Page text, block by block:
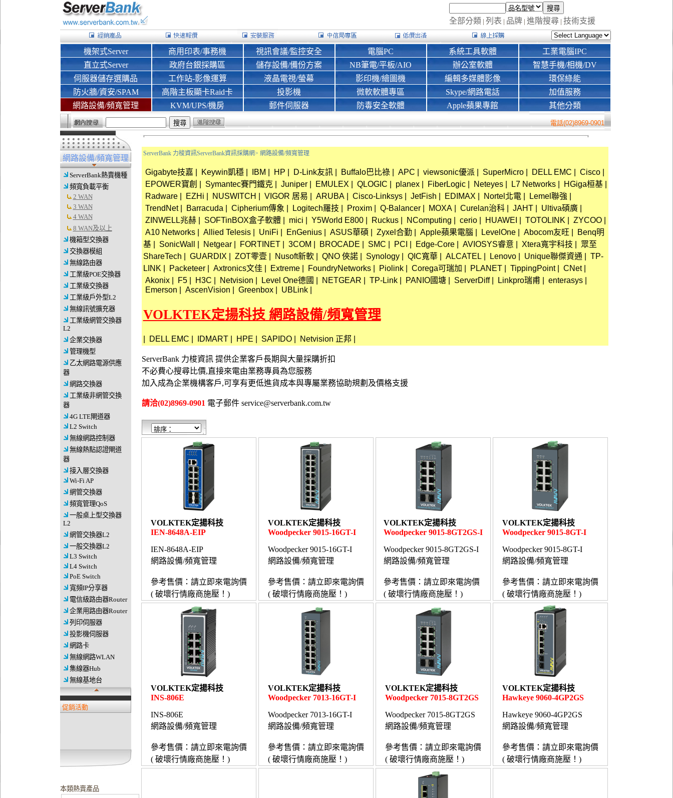
全部分類 | 列表 | 品牌| 進階搜尋| 技術支援
機架式Server
直立式Server
伺服器儲存選購品
防火牆/資安/SPAM
網路設備/頻寬管理
商用印表/事務機
政府台銀採購區
工作站-影像運算
高階主板顯卡Raid卡
KVM/UPS/機房
視訊會議/監控安全
儲存設備/備份方案
液晶電視/螢幕
投影機
郵件伺服器
電腦PC
NB筆電/平板/AIO
影印機/繪圖機
微軟軟體專區
防毒安全軟體
系統工具軟體
辦公室軟體
編輯多媒體影像
Skype/網路電話
Apple蘋果專館
工業電腦IPC
智慧手機/相機/DV
環保綠能
加值服務
其他分類
電話(02)8969-0901
網路設備/頻寬管理
ServerBank熱賣機種
頻寬負載平衡
2 WAN
3 WAN
4 WAN
8 WAN及以上
機箱型交換器
交換器模組
無線路由器
工業級POE交換器
工業級交換器
工業級戶外型L2
無線訊號擴充器
工業級網管交換器
L2
企業交換器
管理機型
乙太網路電源供應
器
網路交換器
工業級非網管交換
器
4G LTE閘道器
L2 Switch
無線網路控制器
無線熱點認證閘道
器
接入層交換器
Wi-Fi AP
網管交換器
頻寬管理QoS
一般桌上型交換器
L2
網管交換器L2
一般交換器L2
L3 Switch
L4 Switch
PoE Switch
寬頻IP分享器
電信級路由器Router
企業用路由器Router
列印伺服器
投影機伺服器
網路卡
無線網路WLAN
集線器Hub
無線基地台
促銷活動
本類熱賣產品
ServerBank 力梭資訊ServerBank資訊採購網> 網路設備/頻寬管理
Gigabyte技嘉 Keywin凱穩 IBM HP D-Link友訊 Buffalo巴比祿 APC viewsonic優派 SuperMicro DELL EMC Cisco
EPOWER寶創
Symantec賽門鐵克 Juniper EMULEX QLOGIC planex FiberLogic Neteyes L7 Networks HGiga桓基
Radware
EZHi NUSWITCH VIGOR 居易 ARUBA Cisco-Linksys JetFish EDIMAX Nortel北電 Lemel聯強
TrendNet
Barracuda Cipherium傳象 Logitech羅技 Proxim Q-Balancer MOXA Curelan治科 JAHT Ultiva碩廣
ZINWELL兆赫
SOFTinBOX盒子軟體 mici Y5World E800 Ruckus NComputing cerio HUAWEI TOTOLINK ZYCOO
A10 Networks
Allied Telesis UniFi EnGenius ASUS華碩 Zyxel合勤 Apple蘋果電腦 LevelOne Abocom友旺
Benq明
基
SonicWall Netgear FORTINET 3COM BROCADE SMC PCI Edge-Core AVIOSYS睿意 Xtera寬宇科技
眾至
ShareTech
GUARDIX ZOT零壹 Nusoft新軟 QNO 俠諾 Synology QIC寬華 ALCATEL Lenovo Unique聯傑資通
TP-
LINK
Packeteer Axtronics文佳 Extreme FoundryNetworks Piolink Corega可瑞加 PLANET TippingPoint CNet
Akonix
F5 H3C Netvision Level One德國 NETGEAR TP-Link PANIO國塘 ServerDiff Linkpro瑞甫 enterasys
Emerson
AscenVision Greenbox UBLink
VOLKTEK定揚科技 網路設備/頻寬管理
DELL EMC IDMART HPE SAPIDO Netvision 正邦
ServerBank 力梭資訊 提供企業客戶長期與大量採購折扣
不必費心搜尋比價,直接來電由業務專員為您服務
加入成為企業機構客戶,可享有更低進貨成本與專屬業務協助規劃及價格支援
請洽(02)8969-0901 電子郵件 service@serverbank.com.tw
VOLKTEK定揚科技
IEN-8648A-EIP
IEN-8648A-EIP
網路設備/頻寬管理
參考售價：請立即來電詢價
( 破壞行情廠商施壓！)
VOLKTEK定揚科技
Woodpecker 9015-16GT-I
Woodpecker 9015-16GT-I
網路設備/頻寬管理
參考售價：請立即來電詢價
( 破壞行情廠商施壓！)
VOLKTEK定揚科技
Woodpecker 9015-8GT2GS-I
Woodpecker 9015-8GT2GS-I
網路設備/頻寬管理
參考售價：請立即來電詢價
( 破壞行情廠商施壓！)
VOLKTEK定揚科技
Woodpecker 9015-8GT-I
Woodpecker 9015-8GT-I
網路設備/頻寬管理
參考售價：請立即來電詢價
( 破壞行情廠商施壓！)
VOLKTEK定揚科技
INS-806E
INS-806E
網路設備/頻寬管理
參考售價：請立即來電詢價
( 破壞行情廠商施壓！)
VOLKTEK定揚科技
Woodpecker 7013-16GT-I
Woodpecker 7013-16GT-I
網路設備/頻寬管理
參考售價：請立即來電詢價
( 破壞行情廠商施壓！)
VOLKTEK定揚科技
Woodpecker 7015-8GT2GS
Woodpecker 7015-8GT2GS
網路設備/頻寬管理
參考售價：請立即來電詢價
( 破壞行情廠商施壓！)
VOLKTEK定揚科技
Hawkeye 9060-4GP2GS
Hawkeye 9060-4GP2GS
網路設備/頻寬管理
參考售價：請立即來電詢價
( 破壞行情廠商施壓！)